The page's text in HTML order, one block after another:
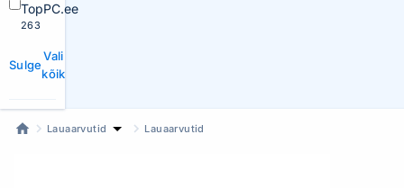
TopPC.ee
263
Sulge
Vali
kõik
Lauaarvutid Lauaarvutid